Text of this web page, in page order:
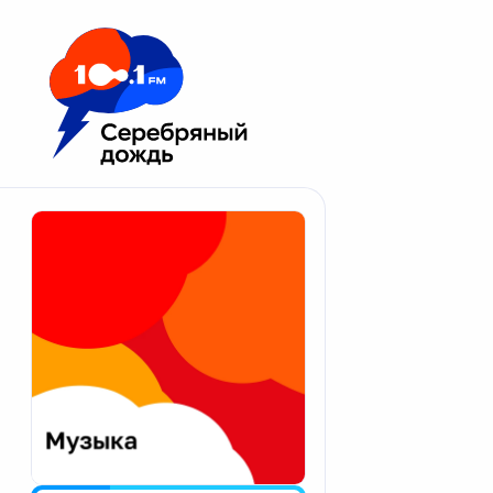
Москва 100.1 FM
Апатиты
Екатеринбург
Калининград
Калуга